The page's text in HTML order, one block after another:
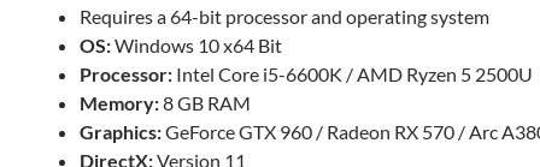
Requires a 64-bit processor and operating system
OS:Windows 10 x64 Bit
Processor: Intel Core i5-6600K / AMD Ryzen 5 2500U
Memory:8 GB RAM
Graphics:GeForce GTX 960 / Radeon RX 570 / Arc
DirectX:Version 11